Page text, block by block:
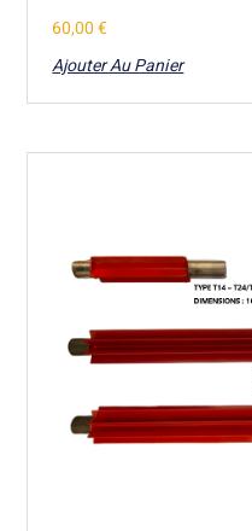
60,00€
Ajouter Au Panier